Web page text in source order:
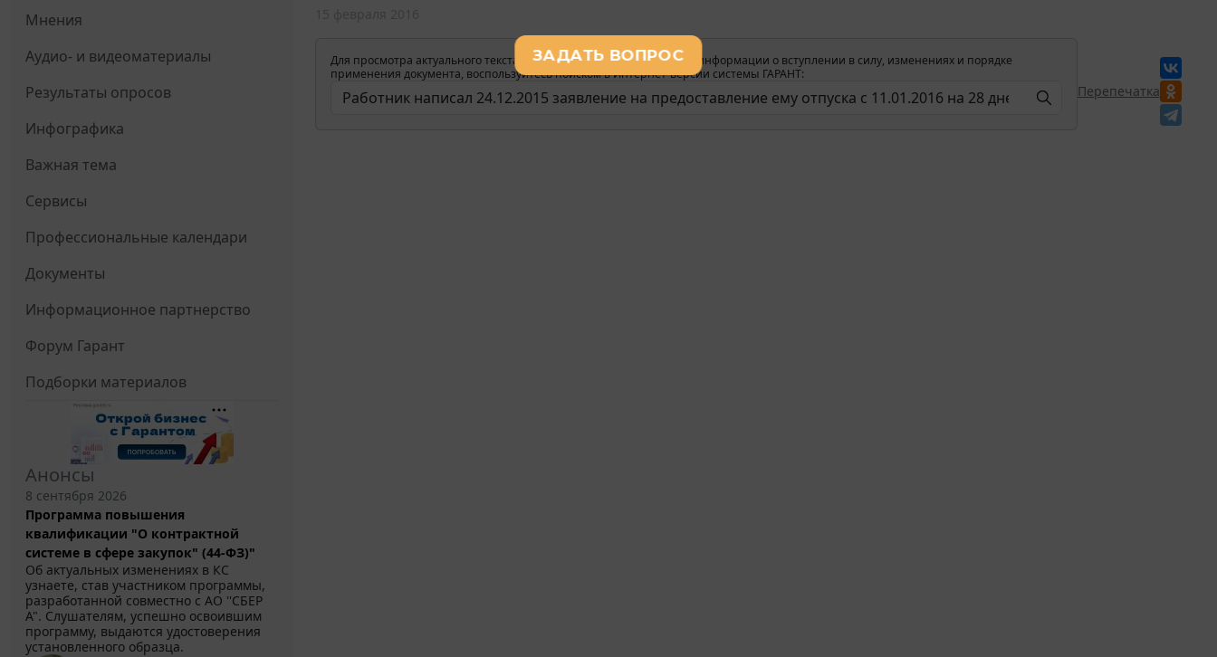
Мнения
Аудио- и видеоматериалы
Результаты опросов
Инфографика
Важная тема
Сервисы
Профессиональные календари
Документы
Информационное партнерство
Форум Гарант
Подборки материалов
Анонсы
8 сентября 2026
Программа повышения
квалификации "О контрактной
системе в сфере закупок" (44-ФЗ)"
Об актуальных изменениях в КС
узнаете, став участником программы,
разработанной совместно с АО ''СБЕР
А". Слушателям, успешно освоившим
программу, выдаются удостоверения
установленного образца.
Для просмотра актуального текста документа и получения полной информации о вступлении в силу, изменениях и порядке
применения документа, воспользуйтесь поиском в Интернет-версии системы ГАРАНТ:
Перепечатка